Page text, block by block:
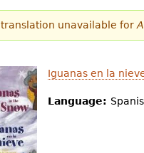
translation unavailable for
Iguanas en la
Language: